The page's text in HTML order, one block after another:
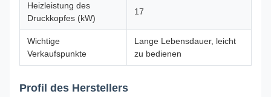
Heizleistung des
Druckkopfes (kW)
17
Wichtige
Verkaufspunkte
Lange Lebensdauer, leicht
zu bedienen
Profil des Herstellers